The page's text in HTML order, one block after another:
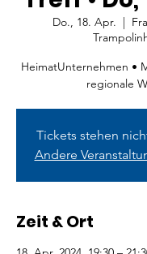
Do., 18. Apr.
  |
HeimatUnternehmen •
regionale
Tickets stehen
Andere
Zeit & Ort